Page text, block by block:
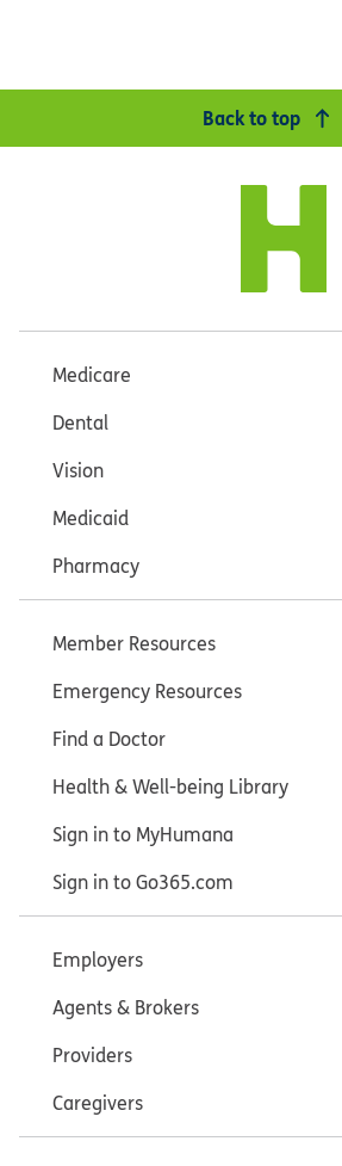
Back to top
Medicare
Dental
Vision
Medicaid
Pharmacy
Member Resources
Emergency Resources
Find a Doctor
Health & Well-being Library
Sign in to MyHumana
Sign in to Go365.com
Employers
Agents & Brokers
Providers
Caregivers